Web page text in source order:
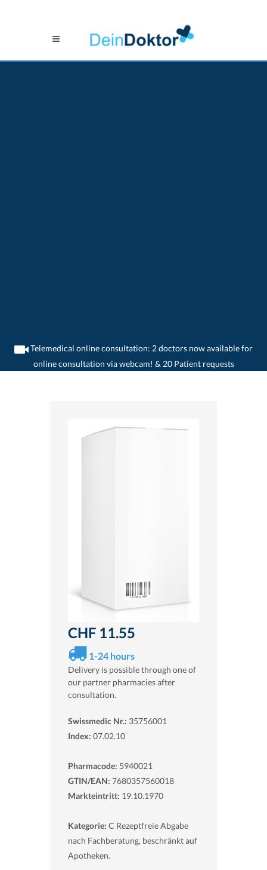
Telemedical online consultation: 2 doctors now available for
online consultation via webcam! & 20 Patient requests
>Home>medikamente-online>KCl-retard® (600 mg) Novartis Pharma Schweiz
CHF 11.55
1-24 hours
Delivery is possible through one of
our partner pharmacies after
consultation.
Swissmedic Nr.: 35756001
Index: 07.02.10
Pharmacode: 5940021
GTIN/EAN: 7680357560018
Markteintritt: 19.10.1970
Kategorie: C Rezeptfreie Abgabe
nach Fachberatung, beschränkt auf
Apotheken.